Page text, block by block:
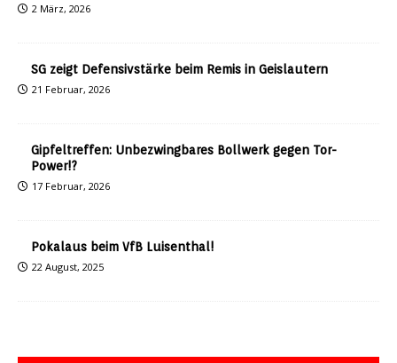
2 März, 2026
SG zeigt Defensivstärke beim Remis in Geislautern
21 Februar, 2026
Gipfeltreffen: Unbezwingbares Bollwerk gegen Tor-
Power!?
17 Februar, 2026
Pokalaus beim VfB Luisenthal!
22 August, 2025